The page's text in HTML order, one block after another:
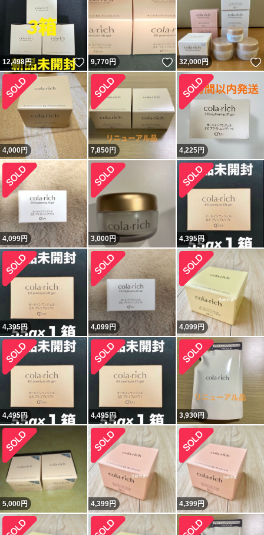
12,498円 いいね！
9,770円 いいね！
32,000円
4,000円 7,850円 4,225円
4,099円 3,000円 4,395円
4,395円 4,099円 4,099円
4,495円 4,495円 3,930円
5,000円 4,399円 4,399円